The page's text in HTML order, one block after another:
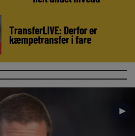
//
TransferLIVE: Derfor er
kæmpetransfer i fare
►